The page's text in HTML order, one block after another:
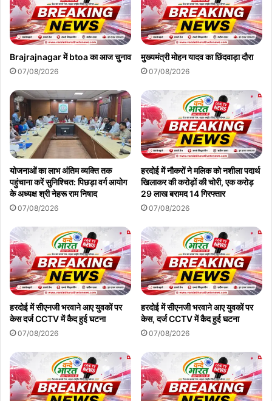
Brajrajnagar में btoa का आज चुनाव
07/08/2026
मुख्यमंत्री मोहन यादव का छिंदवाड़ा दौरा
07/08/2026
योजनाओं का लाभ अंतिम व्यक्ति तक
पहुंचाना करें सुनिश्चित: पिछड़ा वर्ग आयोग
के अध्यक्ष श्री नेहरू राम निषाद
07/08/2026
हरदोई में नौकरों ने मलिक को नशीला पदार्थ
खिलाकर की करोड़ों की चोरी, एक करोड़
29 लाख बरामद 14 गिरफ्तार
07/08/2026
हरदोई में सीएनजी भरवाने आए युवकों पर
केस दर्ज CCTV में कैद हुई घटना
07/08/2026
हरदोई में सीएनजी भरवाने आए युवकों पर
केस, दर्ज CCTV में कैद हुई घटना
07/08/2026